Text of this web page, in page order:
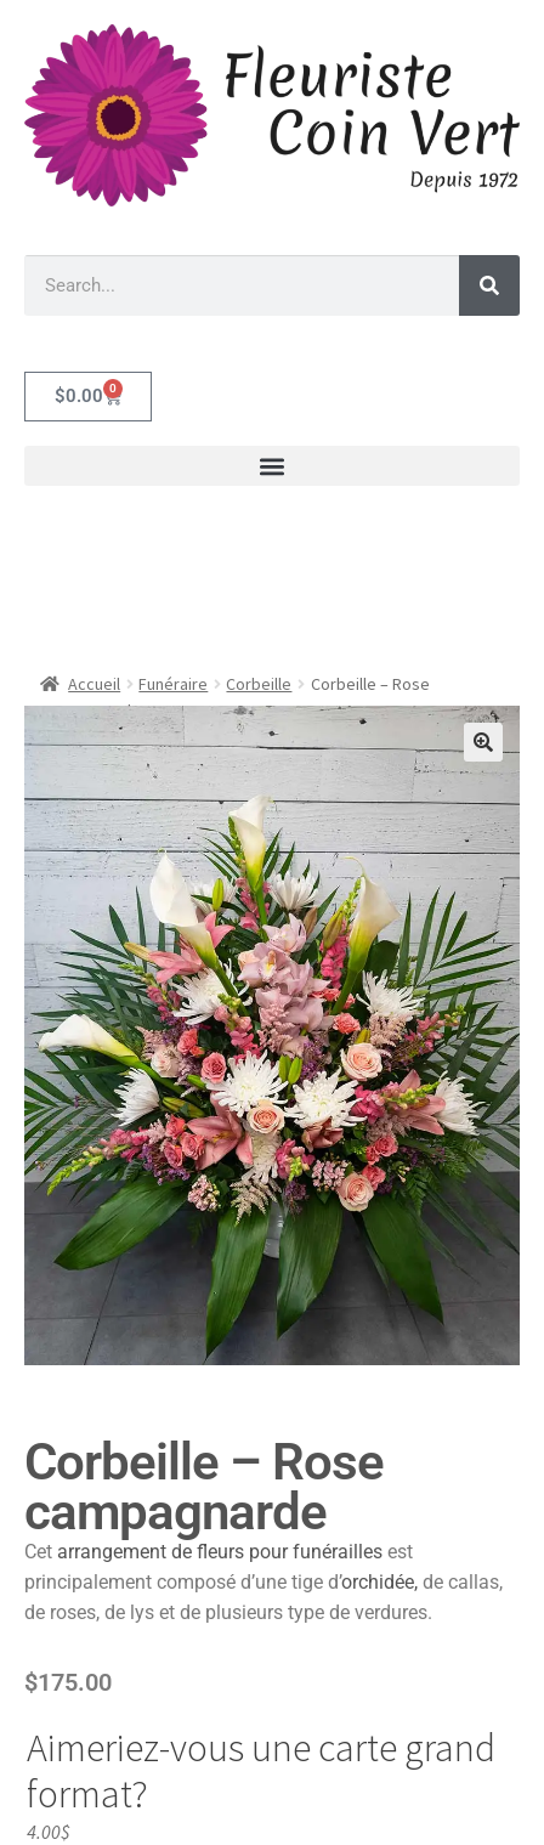
$0.00 0
Accueil Funéraire Corbeille
Corbeille – Rose
campagnarde
🔍
Corbeille – Rose
campagnarde
Cet arrangement de fleurs pour funérailles est
principalement composé d’une tige d’orchidée, de callas,
de roses, de lys et de plusieurs type de verdures.
$175.00
Aimeriez-vous une carte grand
format?
4.00$